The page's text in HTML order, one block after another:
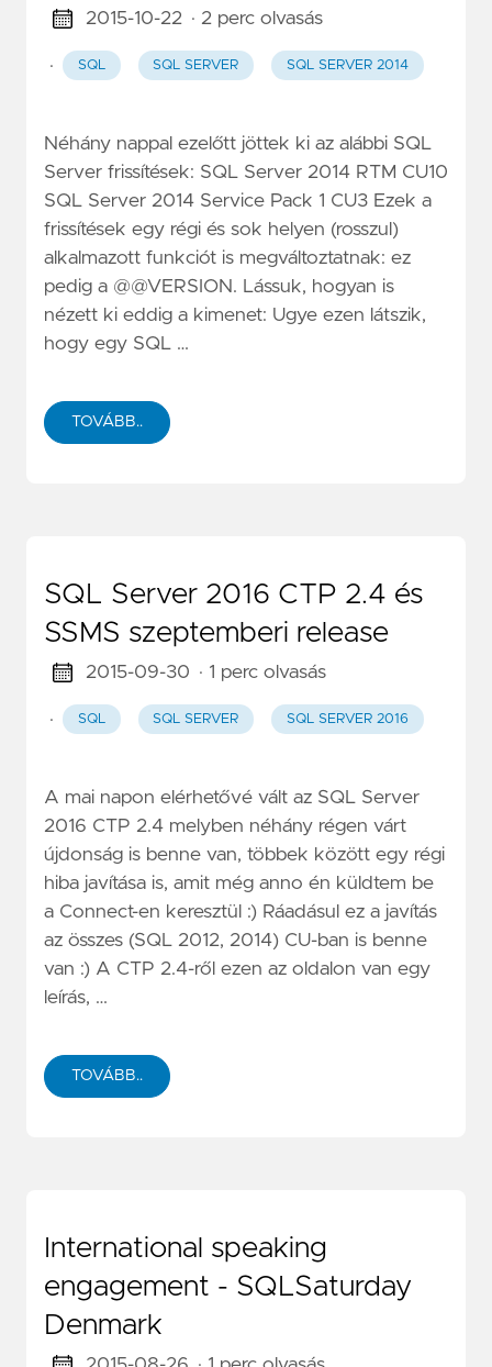
2015-10-22 · 2 perc olvasás
· SQL SQL SERVER SQL SERVER 2014
Néhány nappal ezelőtt jöttek ki az alábbi SQL
Server frissítések: SQL Server 2014 RTM CU10
SQL Server 2014 Service Pack 1 CU3 Ezek a
frissítések egy régi és sok helyen (rosszul)
alkalmazott funkciót is megváltoztatnak: ez
pedig a @@VERSION. Lássuk, hogyan is
nézett ki eddig a kimenet: Ugye ezen látszik,
hogy egy SQL …
TOVÁBB..
SQL Server 2016 CTP 2.4 és
SSMS szeptemberi release
2015-09-30 · 1 perc olvasás
· SQL SQL SERVER SQL SERVER 2016
A mai napon elérhetővé vált az SQL Server
2016 CTP 2.4 melyben néhány régen várt
újdonság is benne van, többek között egy régi
hiba javítása is, amit még anno én küldtem be
a Connect-en keresztül :) Ráadásul ez a javítás
az összes (SQL 2012, 2014) CU-ban is benne
van :) A CTP 2.4-ről ezen az oldalon van egy
leírás, …
TOVÁBB..
International speaking
engagement - SQLSaturday
Denmark